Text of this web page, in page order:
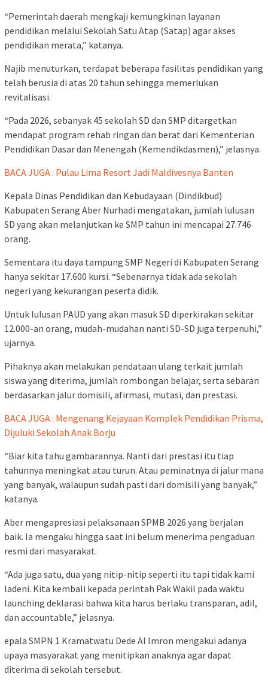
“Pemerintah daerah mengkaji kemungkinan layanan
pendidikan melalui Sekolah Satu Atap (Satap) agar akses
pendidikan merata,” katanya.
Najib menuturkan, terdapat beberapa fasilitas pendidikan yang
telah berusia di atas 20 tahun sehingga memerlukan
revitalisasi.
“Pada 2026, sebanyak 45 sekolah SD dan SMP ditargetkan
mendapat program rehab ringan dan berat dari Kementerian
Pendidikan Dasar dan Menengah (Kemendikdasmen),” jelasnya.
BACA JUGA : Pulau Lima Resort Jadi Maldivesnya Banten
Kepala Dinas Pendidikan dan Kebudayaan (Dindikbud)
Kabupaten Serang Aber Nurhadi mengatakan, jumlah lulusan
SD yang akan melanjutkan ke SMP tahun ini mencapai 27.746
orang.
Sementara itu daya tampung SMP Negeri di Kabupaten Serang
hanya sekitar 17.600 kursi. “Sebenarnya tidak ada sekolah
negeri yang kekurangan peserta didik.
Untuk lulusan PAUD yang akan masuk SD diperkirakan sekitar
12.000-an orang, mudah-mudahan nanti SD-SD juga terpenuhi,”
ujarnya.
Pihaknya akan melakukan pendataan ulang terkait jumlah
siswa yang diterima, jumlah rombongan belajar, serta sebaran
berdasarkan jalur domisili, afirmasi, mutasi, dan prestasi.
BACA JUGA : Mengenang Kejayaan Komplek Pendidikan Prisma,
Dijuluki Sekolah Anak Borju
“Biar kita tahu gambarannya. Nanti dari prestasi itu tiap
tahunnya meningkat atau turun. Atau peminatnya di jalur mana
yang banyak, walaupun sudah pasti dari domisili yang banyak,”
katanya.
Aber mengapresiasi pelaksanaan SPMB 2026 yang berjalan
baik. Ia mengaku hingga saat ini belum menerima pengaduan
resmi dari masyarakat.
“Ada juga satu, dua yang nitip-nitip seperti itu tapi tidak kami
ladeni. Kita kembali kepada perintah Pak Wakil pada waktu
launching deklarasi bahwa kita harus berlaku transparan, adil,
dan accountable,” jelasnya.
epala SMPN 1 Kramatwatu Dede Al Imron mengakui adanya
upaya masyarakat yang menitipkan anaknya agar dapat
diterima di sekolah tersebut.